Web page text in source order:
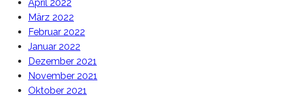
April 2022
März 2022
Februar 2022
Januar 2022
Dezember 2021
November 2021
Oktober 2021